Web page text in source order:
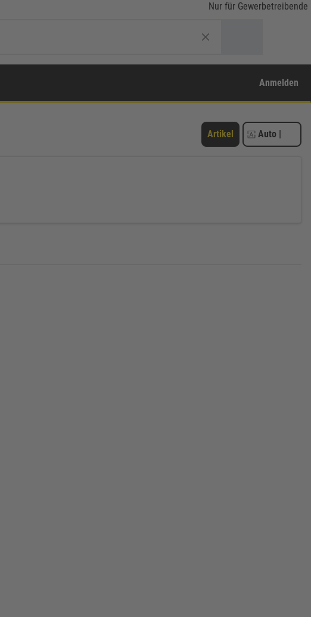
Nur für Gewerbetreibende
Anmelden
Artikel Auto |